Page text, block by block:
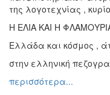
της λογοτεχνίας ,
Η ΕΛΙΑ ΚΑΙ Η
Ελλάδα και κόσμος ,
στην ελληνική
περισσότερα...